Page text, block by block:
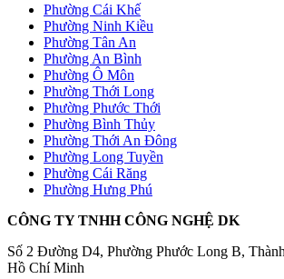
Phường Cái Khế
Phường Ninh Kiều
Phường Tân An
Phường An Bình
Phường Ô Môn
Phường Thới Long
Phường Phước Thới
Phường Bình Thủy
Phường Thới An Đông
Phường Long Tuyền
Phường Cái Răng
Phường Hưng Phú
CÔNG TY TNHH CÔNG NGHỆ DK
Số 2 Đường D4, Phường Phước Long B,
Hồ Chí Minh